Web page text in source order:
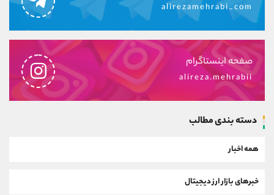
alirezamehrabi_com
صفحه اینستاگرام
alireza.mehrabii
دسته بندی مطالب
همه اخبار
خبرهای بازار ارز دیجیتال